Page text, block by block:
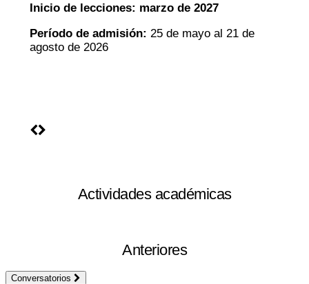
Inicio de lecciones: marzo de 2027
Período de admisión: 25 de mayo al 21 de
agosto de 2026
Actividades académicas
Anteriores
Conversatorios